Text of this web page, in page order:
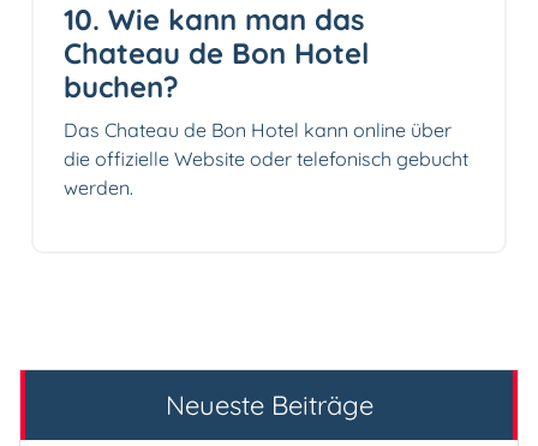
10. Wie kann man das
Chateau de Bon Hotel
buchen?
Das Chateau de Bon Hotel kann online über
die offizielle Website oder telefonisch gebucht
werden.
Neueste Beiträge